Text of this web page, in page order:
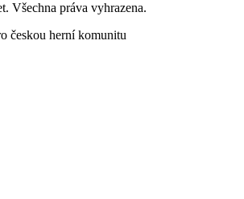
Všechna práva vyhrazena.
českou herní komunitu